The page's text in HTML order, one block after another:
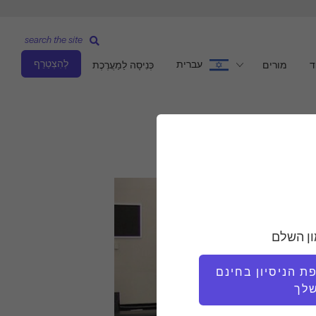
מורים עברית כְּנִיסָה לַמַעֲרֶכֶת לְהִצְטַרֵף
search the site
השלם
הניסיון בחינם
שלך